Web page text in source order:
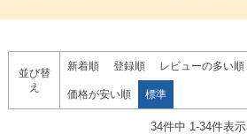
並び替
え
新着順 登録順 レビューの多い順
価格が安い順 標準
34件中 1 -34件表示